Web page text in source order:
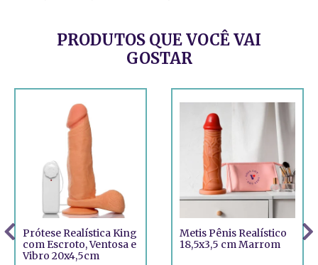
PRODUTOS QUE VOCÊ VAI
GOSTAR
Prótese Realística King
com Escroto, Ventosa e
Vibro 20x4,5cm
Metis Pênis Realístico
18,5x3,5 cm Marrom